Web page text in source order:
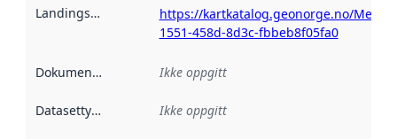
Landingsside
https://kartkatalog.geonorge.no/
1551-458d-8d3c-fbbeb8f05fa0
Dokumentasjon Ikke oppgitt
Datasettype Ikke oppgitt